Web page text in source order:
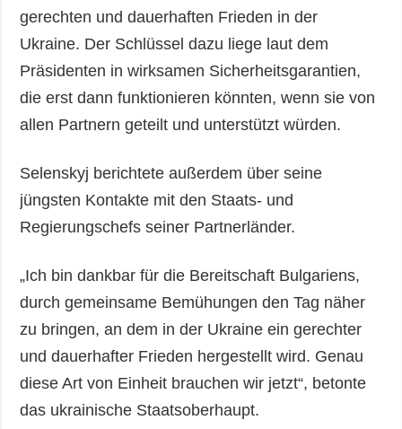
gerechten und dauerhaften Frieden in der
Ukraine. Der Schlüssel dazu liege laut dem
Präsidenten in wirksamen Sicherheitsgarantien,
die erst dann funktionieren könnten, wenn sie von
allen Partnern geteilt und unterstützt würden.
Selenskyj berichtete außerdem über seine
jüngsten Kontakte mit den Staats- und
Regierungschefs seiner Partnerländer.
„Ich bin dankbar für die Bereitschaft Bulgariens,
durch gemeinsame Bemühungen den Tag näher
zu bringen, an dem in der Ukraine ein gerechter
und dauerhafter Frieden hergestellt wird. Genau
diese Art von Einheit brauchen wir jetzt“, betonte
das ukrainische Staatsoberhaupt.